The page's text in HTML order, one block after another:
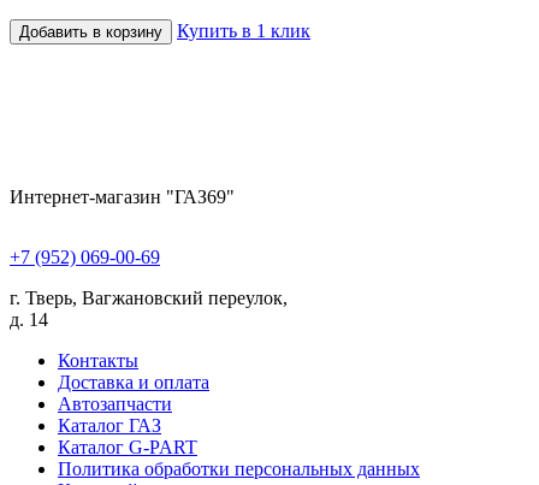
Добавить в корзину Купить в 1 клик
Интернет-магазин "ГАЗ69"
+7 (952) 069-00-69
г. Тверь, Вагжановский переулок,
д. 14
Контакты
Доставка и оплата
Автозапчасти
Каталог ГАЗ
Каталог G-PART
Политика обработки персональных данных